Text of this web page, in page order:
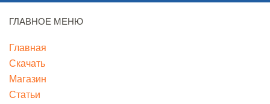
ГЛАВНОЕ МЕНЮ
Главная
Скачать
Магазин
Статьи